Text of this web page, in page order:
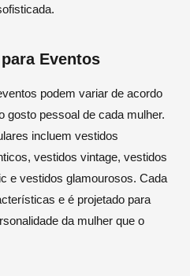
Eventos
podem variar de acordo
gosto pessoal de cada mulher.
incluem vestidos
vestidos vintage, vestidos
e vestidos glamourosos. Cada
e é projetado para
da mulher que o